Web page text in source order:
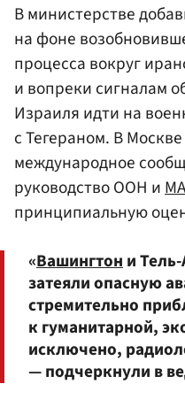
В министерстве
на фоне
процесса вокруг
и вопреки сигналам
Израиля идти на
с Тегераном. В
международное
руководство ООН и
принципиальную
«Вашингтони
затеяли опасную
стремительно
к гуманитарной,
исключено,
— подчеркнули в